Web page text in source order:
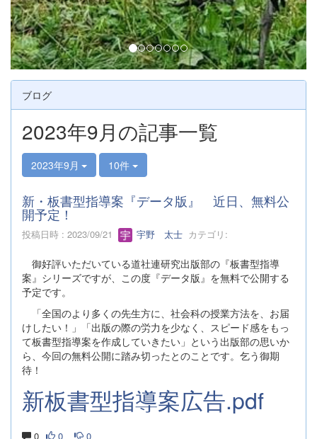
ブログ
2023年9月の記事一覧
2023年9月 10件
新・板書型指導案『データ版』 近日、無料公
開予定！
投稿日時 : 2023/09/21 宇野 太士 カテゴリ:
御好評いただいている道社連研究出版部の『板書型指導
案』シリーズですが、この度『データ版』を無料で公開する
予定です。
「全国のより多くの先生方に、社会科の授業方法を、お届
けしたい！」「出版の際の労力を少なく、スピード感をもっ
て板書型指導案を作成していきたい」という出版部の思いか
ら、今回の無料公開に踏み切ったとのことです。乞う御期
待！
新板書型指導案広告.pdf
0 0 0